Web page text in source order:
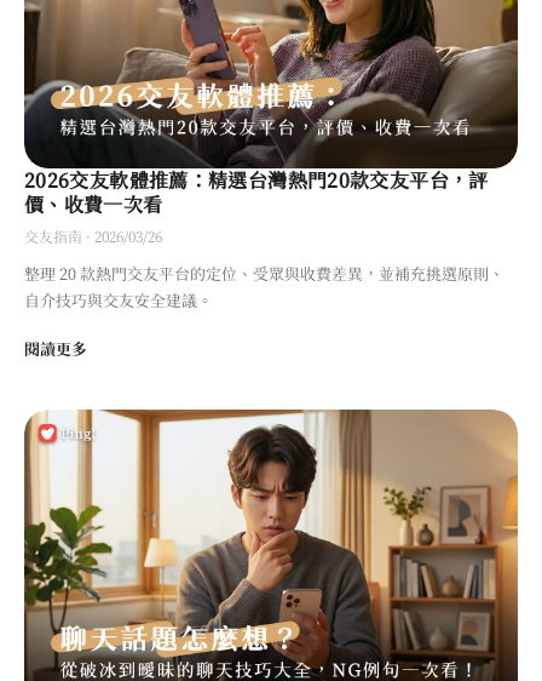
2026交友軟體推薦：精選台灣熱門20款交友平台，評
價、收費一次看
交友指南 · 2026/03/26
整理 20 款熱門交友平台的定位、受眾與收費差異，並補充挑選原則、
自介技巧與交友安全建議。
閱讀更多